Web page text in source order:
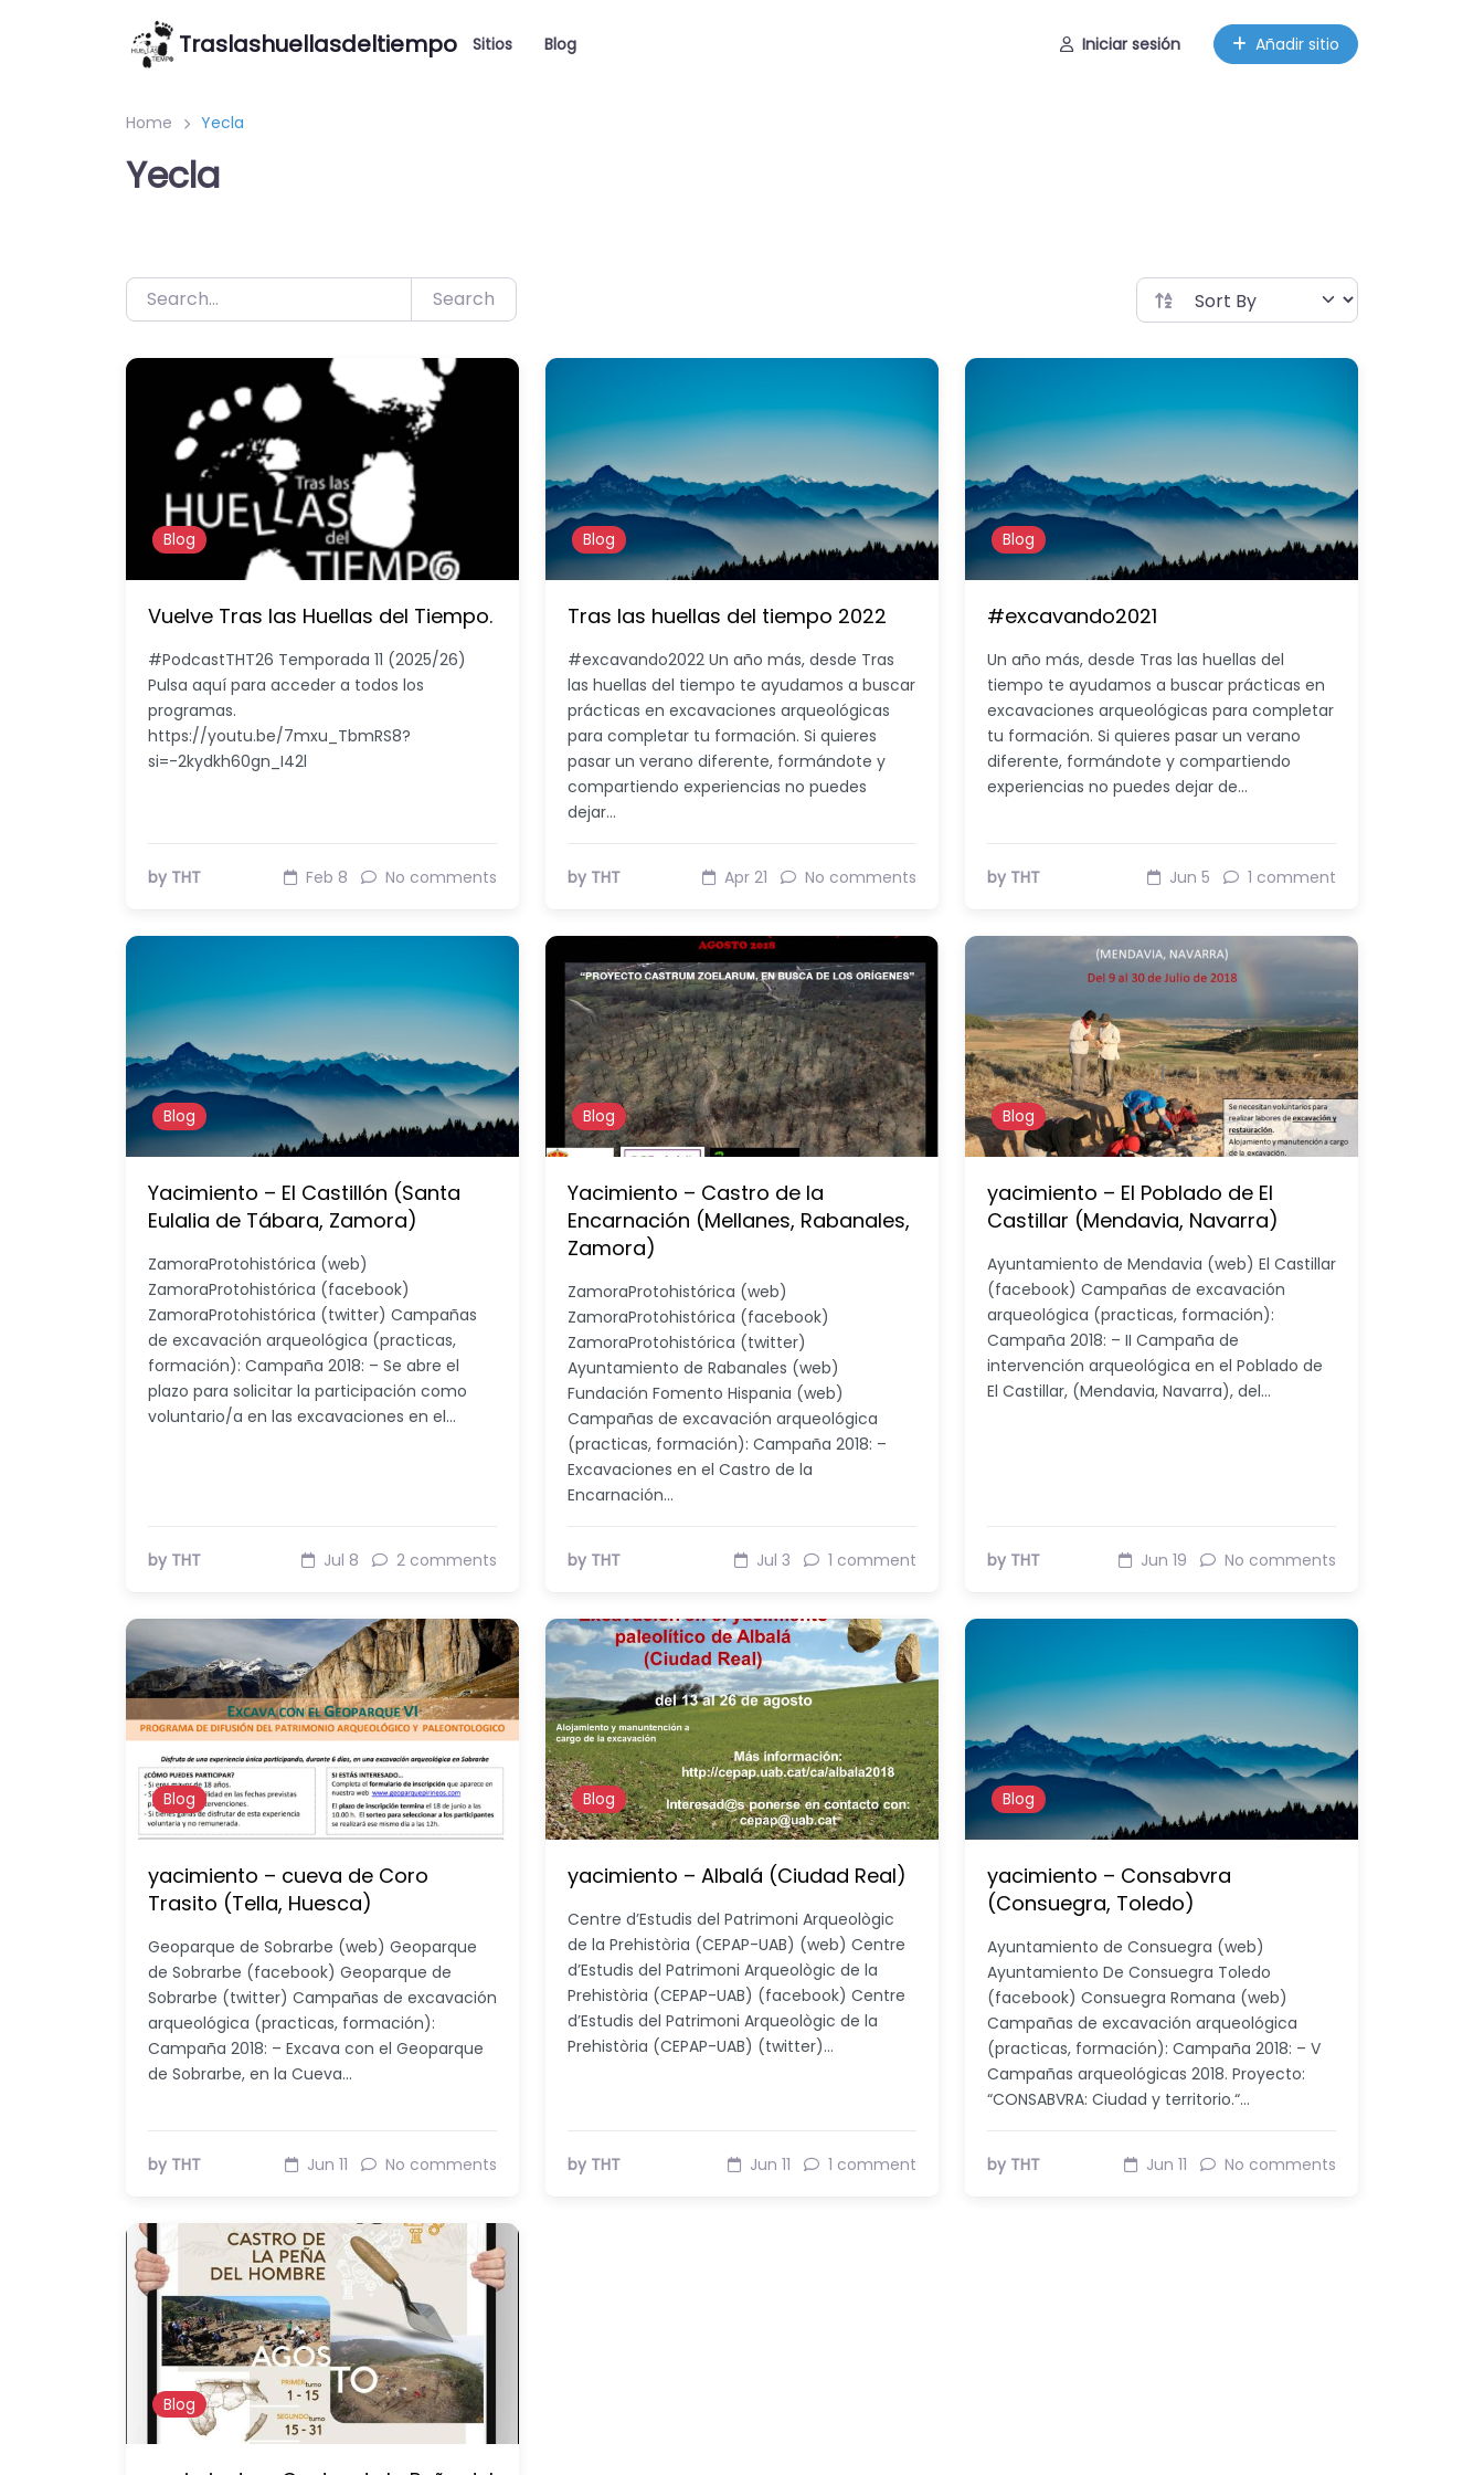
Traslashuellasdeltiempo Sitios Blog Iniciar sesión Añadir sitio
Home Yecla
Yecla
Search
Blog
Vuelve Tras las Huellas del Tiempo.
#PodcastTHT26 Temporada 11 (2025/26)
Pulsa aquí para acceder a todos los
programas.
https://youtu.be/7mxu_TbmRS8?
si=-2kydkh60gn_I42l
by THT Feb 8 No comments
Blog
Tras las huellas del tiempo 2022
#excavando2022 Un año más, desde Tras
las huellas del tiempo te ayudamos a buscar
prácticas en excavaciones arqueológicas
para completar tu formación. Si quieres
pasar un verano diferente, formándote y
compartiendo experiencias no puedes
dejar…
by THT Apr 21 No comments
Blog
#excavando2021
Un año más, desde Tras las huellas del
tiempo te ayudamos a buscar prácticas en
excavaciones arqueológicas para completar
tu formación. Si quieres pasar un verano
diferente, formándote y compartiendo
experiencias no puedes dejar de…
by THT Jun 5 1 comment
Blog
Yacimiento – El Castillón (Santa
Eulalia de Tábara, Zamora)
ZamoraProtohistórica (web)
ZamoraProtohistórica (facebook)
ZamoraProtohistórica (twitter) Campañas
de excavación arqueológica (practicas,
formación): Campaña 2018: – Se abre el
plazo para solicitar la participación como
voluntario/a en las excavaciones en el…
by THT Jul 8 2 comments
Blog
Yacimiento – Castro de la
Encarnación (Mellanes, Rabanales,
Zamora)
ZamoraProtohistórica (web)
ZamoraProtohistórica (facebook)
ZamoraProtohistórica (twitter)
Ayuntamiento de Rabanales (web)
Fundación Fomento Hispania (web)
Campañas de excavación arqueológica
(practicas, formación): Campaña 2018: –
Excavaciones en el Castro de la
Encarnación…
by THT Jul 3 1 comment
Blog
yacimiento – El Poblado de El
Castillar (Mendavia, Navarra)
Ayuntamiento de Mendavia (web) El Castillar
(facebook) Campañas de excavación
arqueológica (practicas, formación):
Campaña 2018: – II Campaña de
intervención arqueológica en el Poblado de
El Castillar, (Mendavia, Navarra), del…
by THT Jun 19 No comments
Blog
yacimiento – cueva de Coro
Trasito (Tella, Huesca)
Geoparque de Sobrarbe (web) Geoparque
de Sobrarbe (facebook) Geoparque de
Sobrarbe (twitter) Campañas de excavación
arqueológica (practicas, formación):
Campaña 2018: – Excava con el Geoparque
de Sobrarbe, en la Cueva…
by THT Jun 11 No comments
Blog
yacimiento – Albalá (Ciudad Real)
Centre d’Estudis del Patrimoni Arqueològic
de la Prehistòria (CEPAP-UAB) (web) Centre
d’Estudis del Patrimoni Arqueològic de la
Prehistòria (CEPAP-UAB) (facebook) Centre
d’Estudis del Patrimoni Arqueològic de la
Prehistòria (CEPAP-UAB) (twitter)…
by THT Jun 11 1 comment
Blog
yacimiento – Consabvra
(Consuegra, Toledo)
Ayuntamiento de Consuegra (web)
Ayuntamiento De Consuegra Toledo
(facebook) Consuegra Romana (web)
Campañas de excavación arqueológica
(practicas, formación): Campaña 2018: – V
Campañas arqueológicas 2018. Proyecto:
“CONSABVRA: Ciudad y territorio.“…
by THT Jun 11 No comments
Blog